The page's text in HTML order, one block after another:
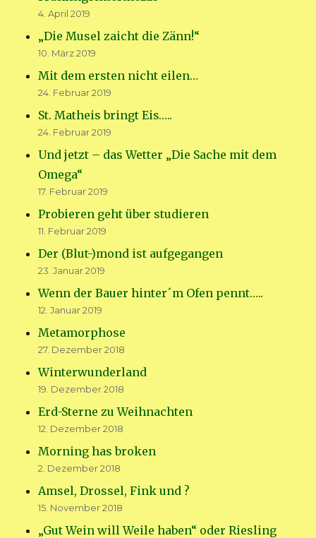
4. April 2019
„Die Musel zaicht die Zänn!“
10. März 2019
Mit dem ersten nicht eilen…
24. Februar 2019
St. Matheis bringt Eis…..
24. Februar 2019
Und jetzt – das Wetter „Die Sache mit dem
Omega“
17. Februar 2019
Probieren geht über studieren
11. Februar 2019
Der (Blut-)mond ist aufgegangen
23. Januar 2019
Wenn der Bauer hinter´m Ofen pennt…..
12. Januar 2019
Metamorphose
27. Dezember 2018
Winterwunderland
19. Dezember 2018
Erd-Sterne zu Weihnachten
12. Dezember 2018
Morning has broken
2. Dezember 2018
Amsel, Drossel, Fink und ?
15. November 2018
„Gut Wein will Weile haben“ oder Riesling